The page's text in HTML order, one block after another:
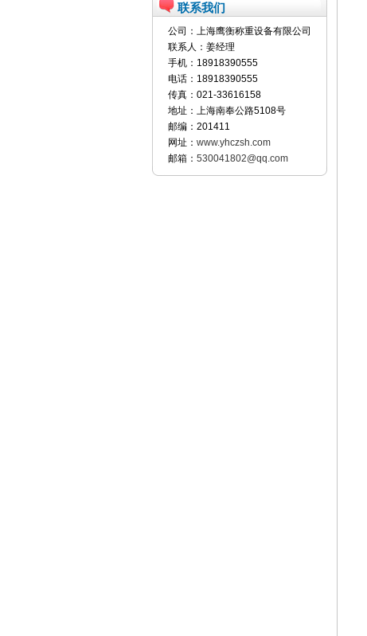
联系我们
公司：上海鹰衡称重设备有限公司
联系人：姜经理
手机：18918390555
电话：18918390555
传真：021-33616158
地址：上海南奉公路5108号
邮编：201411
网址： www.yhczsh.com
邮箱： 530041802@qq.com